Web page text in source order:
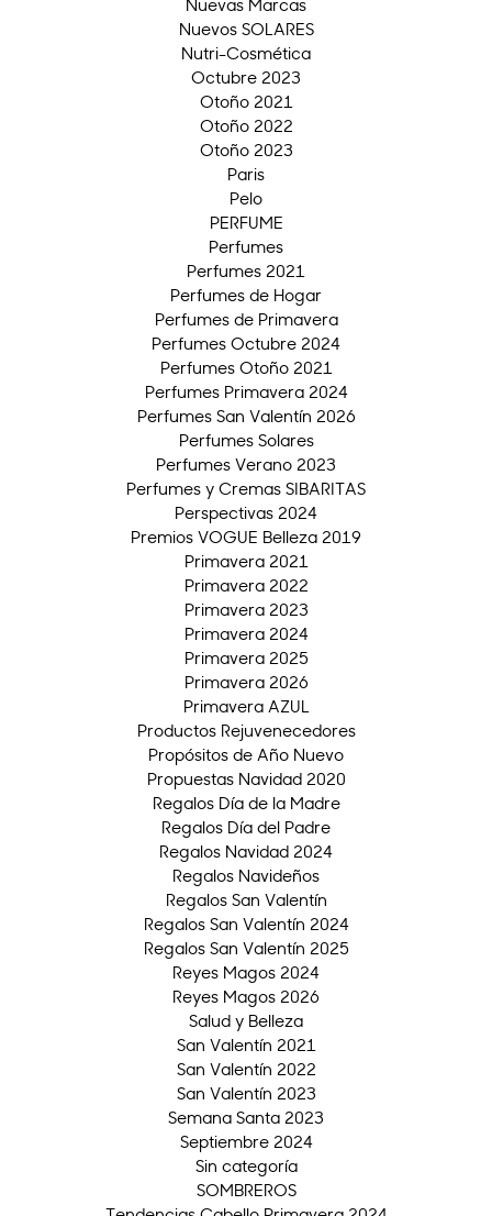
Nuevas Marcas
Nuevos SOLARES
Nutri-Cosmética
Octubre 2023
Otoño 2021
Otoño 2022
Otoño 2023
Paris
Pelo
PERFUME
Perfumes
Perfumes 2021
Perfumes de Hogar
Perfumes de Primavera
Perfumes Octubre 2024
Perfumes Otoño 2021
Perfumes Primavera 2024
Perfumes San Valentín 2026
Perfumes Solares
Perfumes Verano 2023
Perfumes y Cremas SIBARITAS
Perspectivas 2024
Premios VOGUE Belleza 2019
Primavera 2021
Primavera 2022
Primavera 2023
Primavera 2024
Primavera 2025
Primavera 2026
Primavera AZUL
Productos Rejuvenecedores
Propósitos de Año Nuevo
Propuestas Navidad 2020
Regalos Día de la Madre
Regalos Día del Padre
Regalos Navidad 2024
Regalos Navideños
Regalos San Valentín
Regalos San Valentín 2024
Regalos San Valentín 2025
Reyes Magos 2024
Reyes Magos 2026
Salud y Belleza
San Valentín 2021
San Valentín 2022
San Valentín 2023
Semana Santa 2023
Septiembre 2024
Sin categoría
SOMBREROS